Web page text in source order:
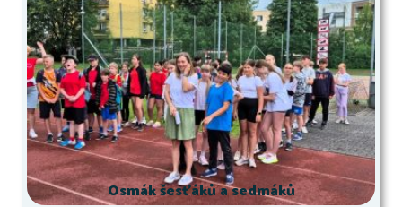
Osmák šesťáků a sedmáků